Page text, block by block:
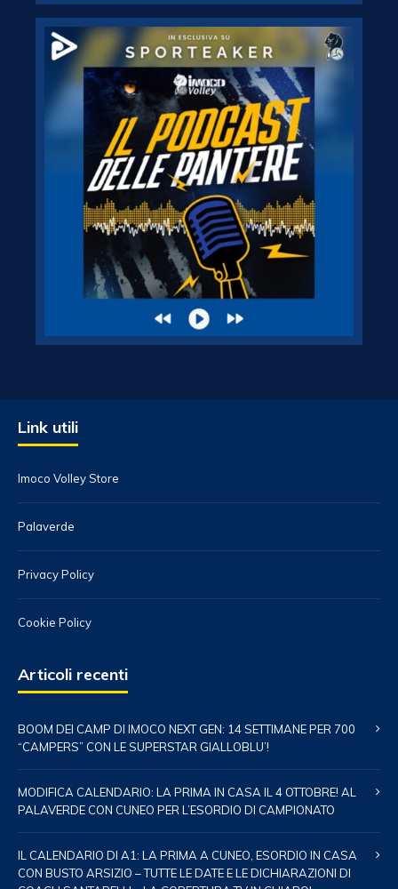
Link utili
Imoco Volley Store
Palaverde
Privacy Policy
Cookie Policy
Articoli recenti
BOOM DEI CAMP DI IMOCO NEXT GEN: 14 SETTIMANE PER 700
“CAMPERS” CON LE SUPERSTAR GIALLOBLU’!
MODIFICA CALENDARIO: LA PRIMA IN CASA IL 4 OTTOBRE! AL
PALAVERDE CON CUNEO PER L’ESORDIO DI CAMPIONATO
IL CALENDARIO DI A1: LA PRIMA A CUNEO, ESORDIO IN CASA
CON BUSTO ARSIZIO – TUTTE LE DATE E LE DICHIARAZIONI DI